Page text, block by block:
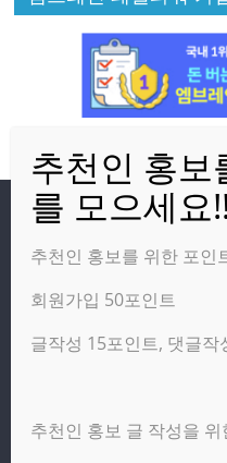
방문자
온라인 방문자:32
오늘의 조회수:2,032
광고 제휴 홍보 일반 문의 :
추천인 홍보를 위한 포인
회원가입 50포인트
글작성 15포인트, 댓글작
추천인 홍보 글 작성을